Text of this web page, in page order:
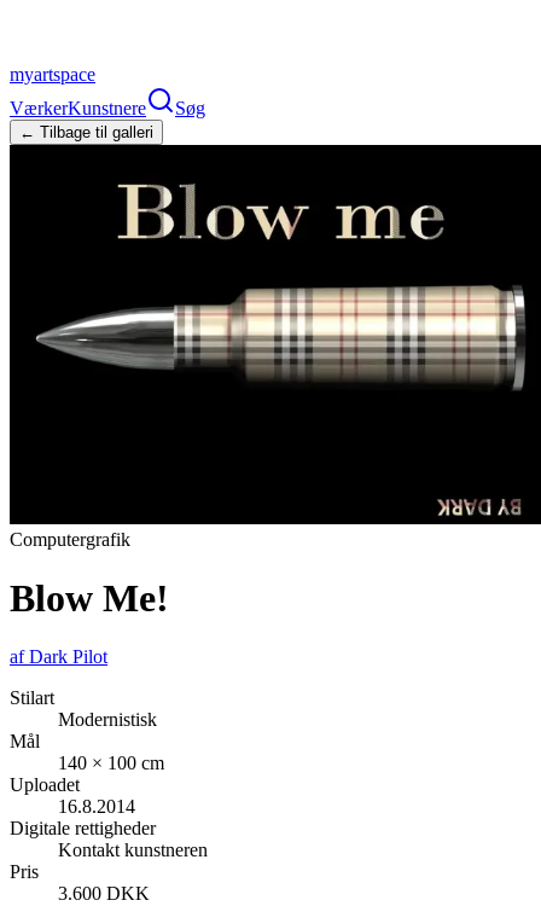
myartspace
VærkerKunstnere Søg
← Tilbage til galleri
Computergrafik
Blow Me!
afDark Pilot
Stilart
Modernistisk
Mål
140 × 100 cm
Uploadet
16.8.2014
Digitale rettigheder
Kontakt kunstneren
Pris
3.600 DKK